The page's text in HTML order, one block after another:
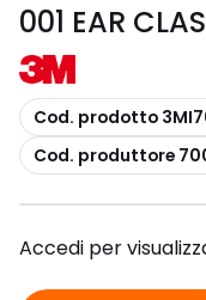
001 EAR
copia
Cod. prodotto
copia
Cod. produttore
Accedi per